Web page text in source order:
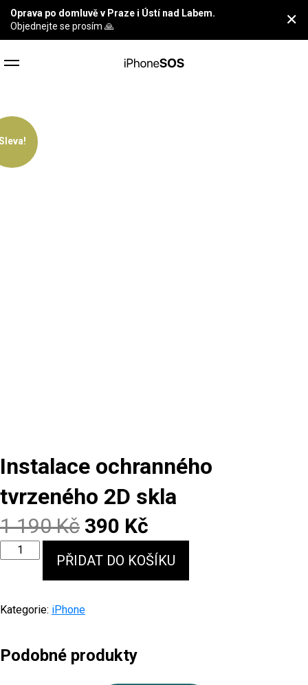
Oprava po domluvě v Praze i Ústí nad Labem.
Objednejte se prosím 🙏
✕
Instalace ochranného
tvrzeného 2D skla
1 190Kč Original
price
was:
1
390 Kč
price
is:
Instalace
ochranného
tvrzeného
skla
PŘIDAT DO KOŠÍKU
Kategorie: iPhone
Podobné produkty